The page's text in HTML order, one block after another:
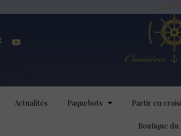
Actualités Paquebots Partir en
Boutique